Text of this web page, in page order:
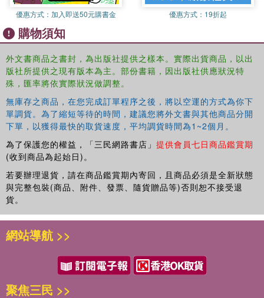
materials.
It offers readers the tools to better understand plasma
spectrochemistry to optimize detection capability for the
full suite of elemental PDE (Permitted Daily Exposure)
levels in the various drug delivery categories. Other
relevant information covered in the book includes:
The complete guide to measuring elemental impurities in
pharmaceutical and nutraceutical materials.
Covers heavy metals testing in the pharmaceutical industry from
an historical perspective.
Gives an overview of current USP Chapters <232> <233> and
<2232> and ICH Q3D Step 4 Guidelines.
Explains the purpose of validation protocols used in Chapter
<233>, including how J-values are calculated
MS and ICP-OES.
Offers guidelines about the optimum strategy for risk assessment
regulatory inspection.
An indispensable resource, the fundamental principles and
優惠方式： 加入即送50元購書金 優惠方式： 19折起
購物須知
外文書商品之書封，為出版社提供之樣本。實際出貨商品，以出
版社所提供之現有版本為主。部份書籍，因出版社供應狀況特
殊，匯率將依實際狀況做調整。
無庫存之商品，在您完成訂單程序之後，將以空運的方式為你下
單調貨。為了縮短等待的時間，建議您將外文書與其他商品分開
下單，以獲得最快的取貨速度，平均調貨時間為1~2個月。
為了保護您的權益，「三民網路書店」 提供會員七日商品鑑賞期
(收到商品為起始日)。
若要辦理退貨，請在商品鑑賞期內寄回，且商品必須是全新狀態
與完整包裝(商品、附件、發票、隨貨贈品等)否則恕不接受退
貨。
網站導航 >>
聚焦三民 >>